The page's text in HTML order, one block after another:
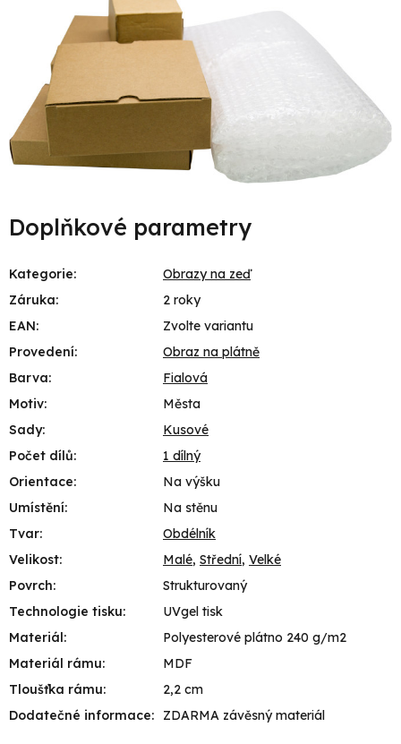
Doplňkové parametry
Kategorie:
Obrazy na zeď
Záruka:
2 roky
EAN:
Zvolte variantu
Provedení:
Obraz na plátně
Barva:
Fialová
Motiv:
Města
Sady:
Kusové
Počet dílů:
1 dílný
Orientace:
Na výšku
Umístění:
Na stěnu
Tvar:
Obdélník
Velikost: Malé, Střední, Velké
Povrch:
Strukturovaný
Technologie tisku:
UVgel tisk
Materiál:
Polyesterové plátno 240 g/m2
Materiál rámu:
MDF
Tloušťka rámu:
2,2 cm
Dodatečné informace: ZDARMA závěsný materiál